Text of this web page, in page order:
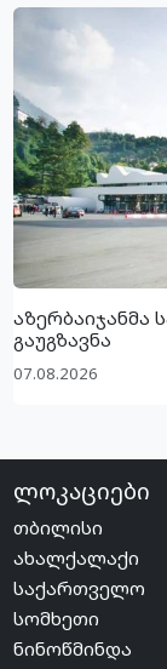
გაუგზავნა
07.08.2026
ლოკაციები
თბილისი
ახალქალაქი
საქართველო
სომხეთი
ნინოწმინდა